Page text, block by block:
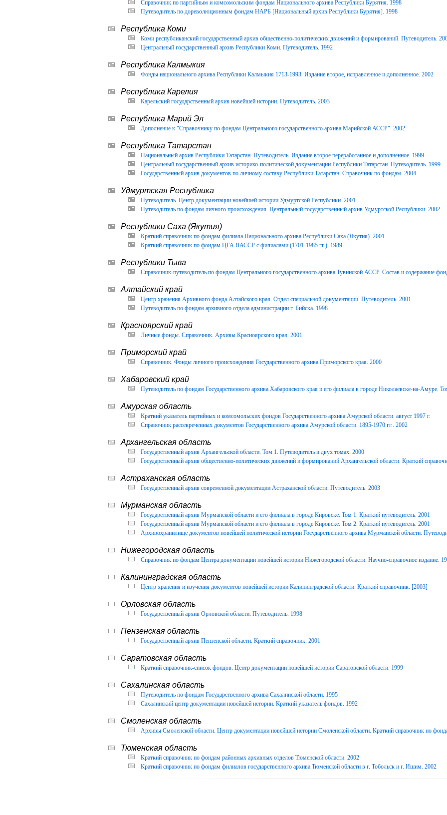
Справочник по партийным и комсомольским фондам Национального архива Республики Бурятия. 1998
Путеводитель по дореволюционным фондам НАРБ [Национальный архив Республики Бурятия]. 1998
Республика Коми
Коми республиканский государственный архив общественно-политических движений и формирований. Путеводитель.
Центральный государственный архив Республики Коми. Путеводитель. 1992
Республика Калмыкия
Фонды национального архива Республики Калмыкия 1713-1993. Издание второе, исправленное и дополненное. 2002
Республика Карелия
Карельский государственный архив новейшей истории. Путеводитель. 2003
Республика Марий Эл
Дополнение к "Справочнику по фондам Центрального государственного архива Марийской АССР". 2002
Республика Татарстан
Национальный архив Республики Татарстан. Путеводитель. Издание второе переработанное и дополненное. 1999
Центральный государственный архив историко-политической документации Республики Татарстан. Путеводитель. 1999
Государственный архив документов по личному составу Республики Татарстан. Справочник по фондам. 2004
Удмуртская Республика
Путеводитель. Центр документации новейшей истории Удмуртской Республики. 2001
Путеводитель по фондам личного происхождения. Центральный государственный архив Удмуртской Республики. 2002
Республики Саха (Якутия)
Краткий справочник по фондам филиала Национального архива Республики Саха (Якутия). 2001
Краткий справочник по фондам ЦГА ЯАССР с филиалами (1701-1985 гг.). 1989
Республики Тыва
Справочник-путеводитель по фондам Центрального государственного архива Тувинской АССР. Состав и содержание
Алтайский край
Центр хранения Архивного фонда Алтайского края. Отдел специальной документации. Путеводитель. 2001
Путеводитель по фондам архивного отдела администрации г. Бийска. 1998
Красноярский край
Личные фонды. Справочник. Архивы Красноярского края. 2001
Приморский край
Справочник. Фонды личного происхождения Государственного архива Приморского края. 2000
Хабаровский край
Путеводитель по фондам Государственного архива Хабаровского края и его филиала в городе Николаевске-на-Амуре.
Амурская область
Краткий указатель партийных и комсомольских фондов Государственного архива Амурской области. август 1997 г.
Справочник рассекреченных документов Государственного архива Амурской области. 1895-1970 гг.. 2002
Архангельская область
Государственный архив Архангельской области. Том 1. Путеводитель в двух томах. 2000
Государственный архив общественно-политических движений и формирований Архангельской области. Краткий
Астраханская область
Государственный архив современной документации Астраханской области. Путеводитель. 2003
Мурманская область
Государственный архив Мурманской области и его филиала в городе Кировске. Том 1. Краткий путеводитель. 2001
Государственный архив Мурманской области и его филиала в городе Кировске. Том 2. Краткий путеводитель. 2001
Архивохранилище документов новейшей политической истории Государственного архива Мурманской области.
Нижегородская область
Справочник по фондам Центра документации новейшей истории Нижегородской области. Научно-справочное издание.
Калининградская область
Центр хранения и изучения документов новейшей истории Калининградской области. Краткий справочник. [2003]
Орловская область
Государственный архив Орловской области. Путеводитель. 1998
Пензенская область
Государственный архив Пензенской области. Краткий справочник. 2001
Саратовская область
Краткий справочник-список фондов. Центр документации новейшей истории Саратовской области. 1999
Сахалинская область
Путеводитель по фондам Государственного архива Сахалинской области. 1995
Сахалинский центр документации новейшей истории. Краткий указатель фондов. 1992
Смоленская область
Архивы Смоленской области. Центр документации новейшей истории Смоленской области. Краткий справочник по
Тюменская область
Краткий справочник по фондам районных архивных отделов Тюменской области. 2002
Краткий справочник по фондам филиалов государственного архива Тюменской области в г. Тобольск и г. Ишим. 2002